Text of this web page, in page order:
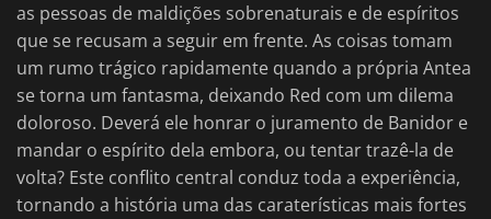
as pessoas de maldições sobrenaturais e de espíritos
que se recusam a seguir em frente. As coisas tomam
um rumo trágico rapidamente quando a própria Antea
se torna um fantasma, deixando Red com um dilema
doloroso. Deverá ele honrar o juramento de Banidor e
mandar o espírito dela embora, ou tentar trazê-la de
volta? Este conflito central conduz toda a experiência,
tornando a história uma das caraterísticas mais fortes